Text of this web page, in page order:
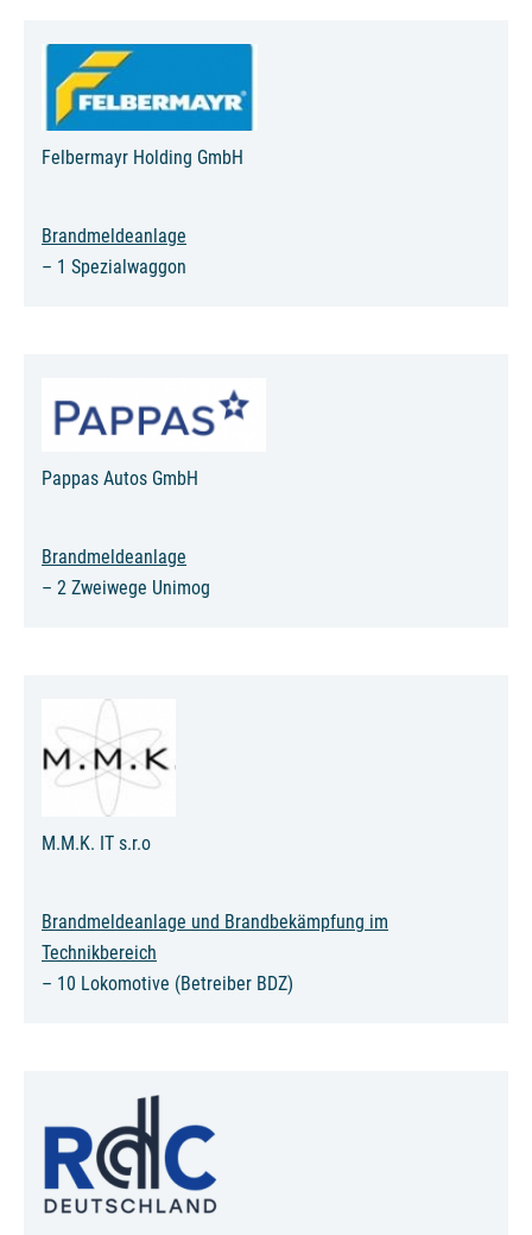
Felbermayr Holding GmbH
Brandmeldeanlage
– 1 Spezialwaggon
Pappas Autos GmbH
Brandmeldeanlage
– 2 Zweiwege Unimog
M.M.K. IT s.r.o
Brandmeldeanlage und Brandbekämpfung im
Technikbereich
– 10 Lokomotive (Betreiber BDZ)